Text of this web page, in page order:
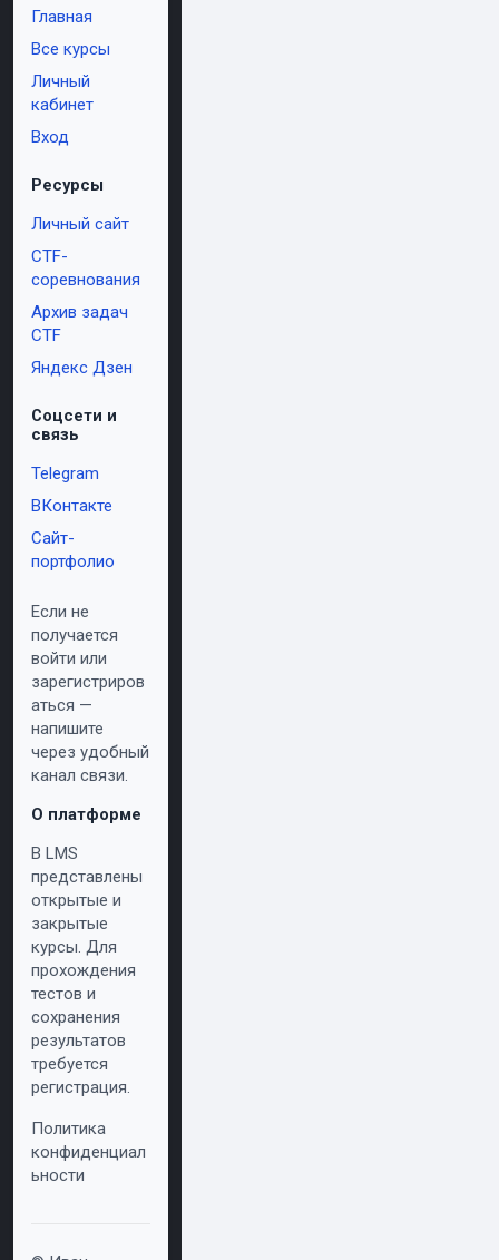
Главная
Все курсы
Личный
кабинет
Вход
Ресурсы
Личный сайт
CTF-
соревнования
Архив задач
CTF
Яндекс Дзен
Соцсети и
связь
Telegram
ВКонтакте
Сайт-
портфолио
Если не
получается
войти или
зарегистриров
аться —
напишите
через удобный
канал связи.
О платформе
В LMS
представлены
открытые и
закрытые
курсы. Для
прохождения
тестов и
сохранения
результатов
требуется
регистрация.
Политика
конфиденциал
ьности